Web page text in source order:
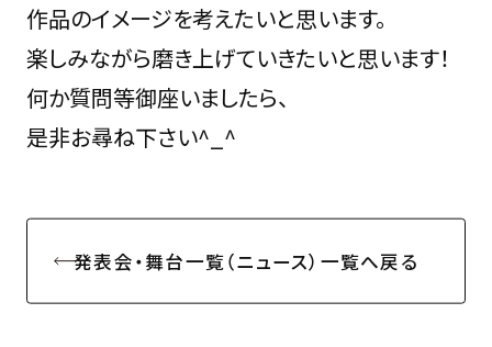
作品のイメージを考えたいと思います。
楽しみながら磨き上げていきたいと思います！
何か質問等御座いましたら、
是非お尋ね下さい^_^
発表会・舞台一覧（ニュース）一覧へ戻る